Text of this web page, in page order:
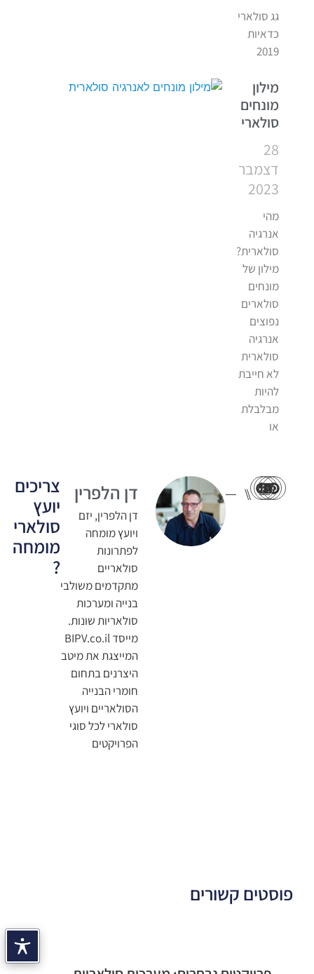
גג סולארי
כדאיות
2019
מילון
מונחים
סולארי
28
דצמבר
2023
מהי
אנרגיה
סולארית?
מילון של
מונחים
סולארים
נפוצים
אנרגיה
סולארית
לא חייבת
להיות
מבלבלת
או
צריכים
יועץ
סולארי
מומחה
?
דן הלפרין
דן הלפרין, יזם
ויועץ מומחה
לפתרונות
סולאריים
מתקדמים משולבי
בנייה ומערכות
סולאריות שונות.
מייסד BIPV.co.il
המייצגת את מיטב
היצרנים בתחום
חומרי הבנייה
הסולאריים ויועץ
סולארי לכל סוגי
הפרויקטים
⑊
פוסטים קשורים